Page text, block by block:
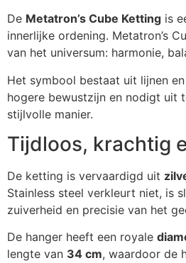
De Metatron’s Cube Ketting is
innerlijke ordening. Metatron’s
van het universum: harmonie,
Het symbool bestaat uit lijnen
hogere bewustzijn en nodigt uit
stijlvolle manier.
Tijdloos, krachtig
De ketting is vervaardigd uit
Stainless steel verkleurt niet, is
zuiverheid en precisie van het
De hanger heeft een royale
lengte van 34 cm, waardoor de